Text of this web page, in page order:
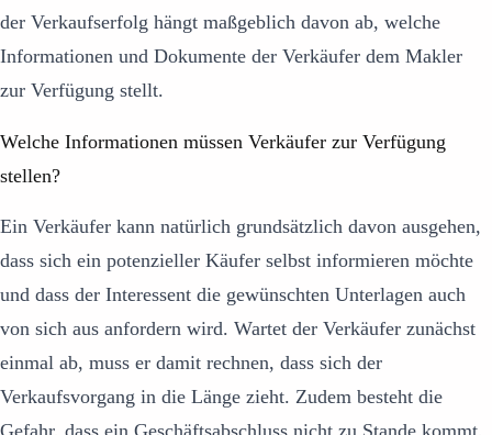
der Verkaufserfolg hängt maßgeblich davon ab, welche
Informationen und Dokumente der Verkäufer dem Makler
zur Verfügung stellt.
Welche Informationen müssen Verkäufer zur Verfügung
stellen?
Ein Verkäufer kann natürlich grundsätzlich davon ausgehen,
dass sich ein potenzieller Käufer selbst informieren möchte
und dass der Interessent die gewünschten Unterlagen auch
von sich aus anfordern wird. Wartet der Verkäufer zunächst
einmal ab, muss er damit rechnen, dass sich der
Verkaufsvorgang in die Länge zieht. Zudem besteht die